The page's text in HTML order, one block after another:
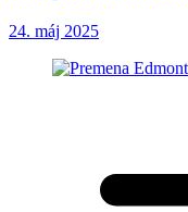
24. máj 2025